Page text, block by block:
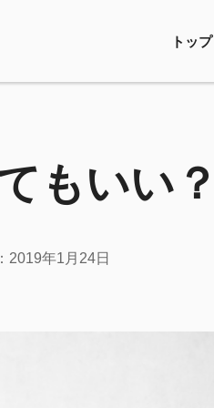
トップ
もいい？
2019年1月24日